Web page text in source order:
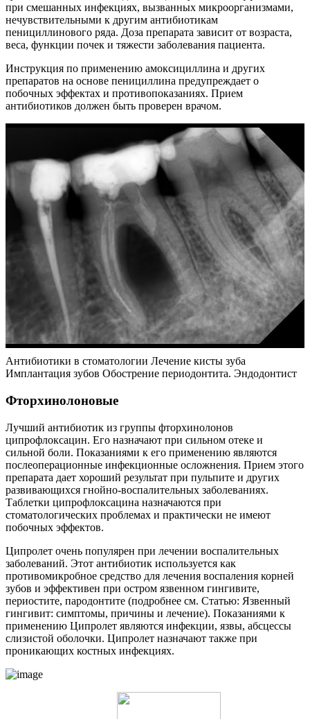
при смешанных инфекциях, вызванных микроорганизмами,
нечувствительными к другим антибиотикам
пенициллинового ряда. Доза препарата зависит от возраста,
веса, функции почек и тяжести заболевания пациента.
Инструкция по применению амоксициллина и других
препаратов на основе пенициллина предупреждает о
побочных эффектах и ​​противопоказаниях. Прием
антибиотиков должен быть проверен врачом.
Антибиотики в стоматологии Лечение кисты зуба
Имплантация зубов Обострение периодонтита. Эндодонтист
Фторхинолоновые
Лучший антибиотик из группы фторхинолонов
ципрофлоксацин. Его назначают при сильном отеке и
сильной боли. Показаниями к его применению являются
послеоперационные инфекционные осложнения. Прием этого
препарата дает хороший результат при пульпите и других
развивающихся гнойно-воспалительных заболеваниях.
Таблетки ципрофлоксацина назначаются при
стоматологических проблемах и практически не имеют
побочных эффектов.
Ципролет очень популярен при лечении воспалительных
заболеваний. Этот антибиотик используется как
противомикробное средство для лечения воспаления корней
зубов и эффективен при остром язвенном гингивите,
периостите, пародонтите (подробнее см. Статью: Язвенный
гингивит: симптомы, причины и лечение). Показаниями к
применению Ципролет являются инфекции, язвы, абсцессы
слизистой оболочки. Ципролет назначают также при
проникающих костных инфекциях.